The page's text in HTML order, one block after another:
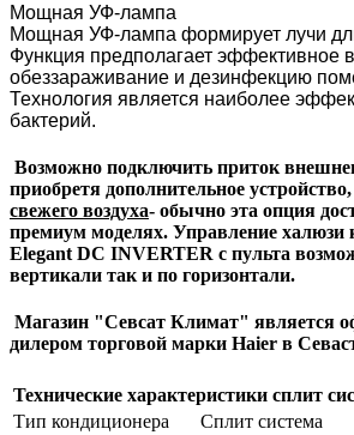
Мощная УФ-лампа
Мощная УФ-лампа формирует лучи
Функция предполагает эффективное
обеззараживание и дезинфекцию
Технология является наиболее
бактерий.
Возможно подключить приток
приобретя дополнительное устройство,
свежего воздуха- обычно эта опция
премиум моделях. Управление халюзи
Elegant DC INVERTER с пульта
вертикали так и по горизонтали.
Магазин "Севсат Климат" является
дилером торговой марки Haier в
Технические характеристики сплит
Тип кондиционера
Сплит система